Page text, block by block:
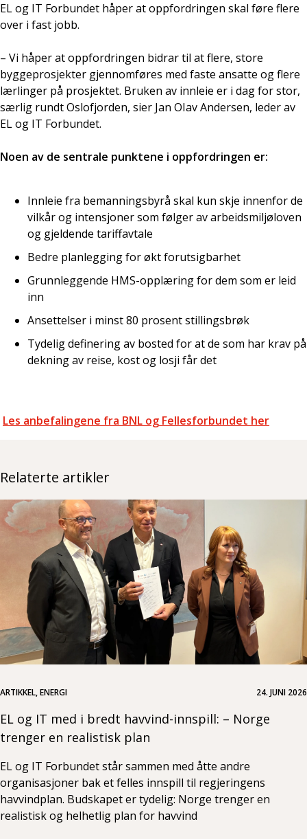
EL og IT Forbundet håper at oppfordringen skal føre flere
over i fast jobb.
– Vi håper at oppfordringen bidrar til at flere, store
byggeprosjekter gjennomføres med faste ansatte og flere
lærlinger på prosjektet. Bruken av innleie er i dag for stor,
særlig rundt Oslofjorden, sier Jan OIav Andersen, leder av
EL og IT Forbundet.
Noen av de sentrale punktene i oppfordringen er:
Innleie fra bemanningsbyrå skal kun skje innenfor de
vilkår og intensjoner som følger av arbeidsmiljøloven
og gjeldende tariffavtale
Bedre planlegging for økt forutsigbarhet
Grunnleggende HMS-opplæring for dem som er leid
inn
Ansettelser i minst 80 prosent stillingsbrøk
Tydelig definering av bosted for at de som har krav på
dekning av reise, kost og losji får det
Les anbefalingene fra BNL og Fellesforbundet her
Relaterte artikler
ARTIKKEL, ENERGI 24. JUNI 2026
EL og IT med i bredt havvind-innspill: – Norge
trenger en realistisk plan
EL og IT Forbundet står sammen med åtte andre
organisasjoner bak et felles innspill til regjeringens
havvindplan. Budskapet er tydelig: Norge trenger en
realistisk og helhetlig plan for havvind